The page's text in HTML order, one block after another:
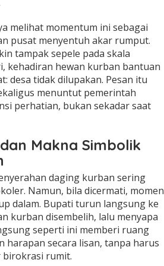
melihat momentum ini sebagai
pusat menyentuh akar rumput.
tampak sepele pada skala
kehadiran hewan kurban bantuan
desa tidak dilupakan. Pesan itu
menuntut pemerintah
perhatian, bukan sekadar saat
Makna Simbolik
daging kurban sering
Namun, bila dicermati, momen
dalam. Bupati turun langsung ke
kurban disembelih, lalu menyapa
seperti ini memberi ruang
harapan secara lisan, tanpa harus
rumit.
Tersengat
Di Isu Global |